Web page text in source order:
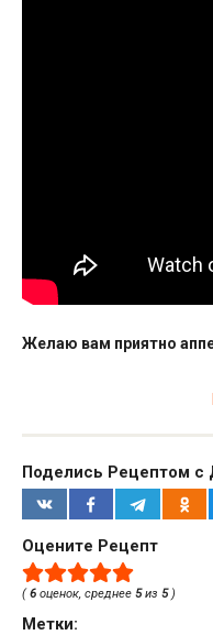
Желаю вам приятно
Поделись Рецептом с
Оцените Рецепт
( 6 оценок, среднее 5из 5)
Метки: